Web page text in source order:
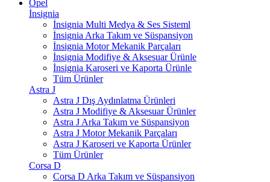
Opel
İnsignia
İnsignia Multi Medya & Ses Sisteml
İnsignia Arka Takım ve Süspansiyon
İnsignia Motor Mekanik Parçaları
İnsignia Modifiye & Aksesuar Ürünle
İnsignia Karoseri ve Kaporta Ürünle
Tüm Ürünler
Astra J
Astra J Dış Aydınlatma Ürünleri
Astra J Modifiye & Aksesuar Ürünler
Astra J Arka Takım ve Süspansiyon
Astra J Motor Mekanik Parçaları
Astra J Karoseri ve Kaporta Ürünler
Tüm Ürünler
Corsa D
Corsa D Arka Takım ve Süspansiyon